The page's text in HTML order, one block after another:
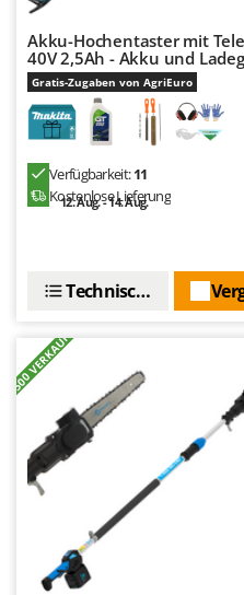
Akku-Hochentaster mit
40V 2,5Ah - Akku und
Gratis-Zugaben von AgriEuro
Verfügbarkeit:11
Kostenlose Lieferung
12. Aug. - 14. Aug.
Technische Daten
+500 VERKAUFT